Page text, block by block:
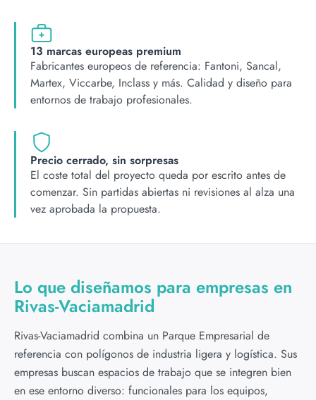
13 marcas europeas premium
Fabricantes europeos de referencia: Fantoni, Sancal,
Martex, Viccarbe, Inclass y más. Calidad y diseño para
entornos de trabajo profesionales.
Precio cerrado, sin sorpresas
El coste total del proyecto queda por escrito antes de
comenzar. Sin partidas abiertas ni revisiones al alza una
vez aprobada la propuesta.
Lo que diseñamos para empresas en
Rivas-Vaciamadrid
Rivas-Vaciamadrid combina un Parque Empresarial de
referencia con polígonos de industria ligera y logística. Sus
empresas buscan espacios de trabajo que se integren bien
en ese entorno diverso: funcionales para los equipos,